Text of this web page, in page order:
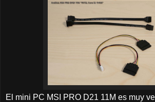
El mini PC MSI PRO D21 11M es muy